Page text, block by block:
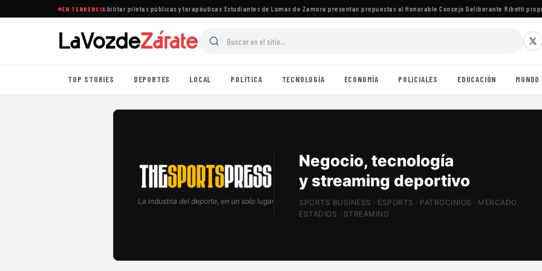
EN TENDENCIA
nuevas normas para habilitar piletas públicas y terapéuticas·Estudiantes de Lomas de Zamora presentan propuestas al Honorable Concejo Deliberante·Ribetti propone
TOP STORIES DEPORTES LOCAL POLÍTICA TECNOLOGÍA ECONOMÍA POLICIALES EDUCACIÓN MUNDO
La industria del deporte, en un solo lugar
Patrocinios, estadios
y Sports Tech
SPORTS BUSINESS · ESPORTS · PATROCINIOS · MERCADO ·
ESTADIOS · STREAMING